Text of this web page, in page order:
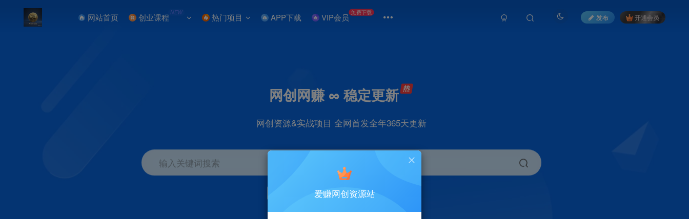
网站首页 创业课程 NEW 热门项目 APP下载 VIP会员 免费下载
发布 开通会员
网创网赚 ∞ 稳定更新
网创资源&实战项目 全网首发全年365天更新
输入关键词搜索
直播 剪辑 小红书
爱赚网创资源站